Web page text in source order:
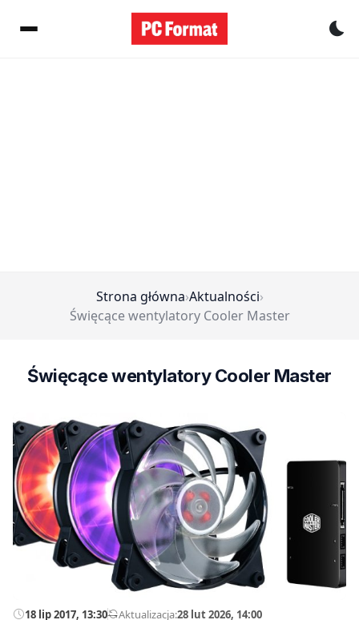
Strona główna›Aktualności›
Święcące wentylatory Cooler Master
Święcące wentylatory Cooler Master
18 lip 2017, 13:30—Aktualizacja:28 lut 2026, 14:00